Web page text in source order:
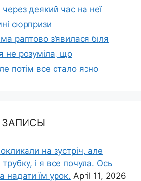
деякий час на неї
сюрпризи
раптово з’явилася біля
не розуміла, що
потім все стало ясно
на зустріч, але
трубку, і я все почула. Ось
надати їм урок. April 11, 2026